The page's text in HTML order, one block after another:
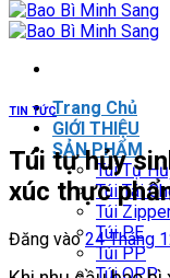
Trang Chủ
GIỚI THIỆU
SẢN PHẨM
Túi Tự
Túi Tái
Túi
Túi PE
Túi PP
TIN TỨC
Túi tự hủy
xúc thực
Đăng vào24 Tháng